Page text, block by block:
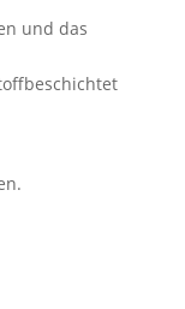
und das